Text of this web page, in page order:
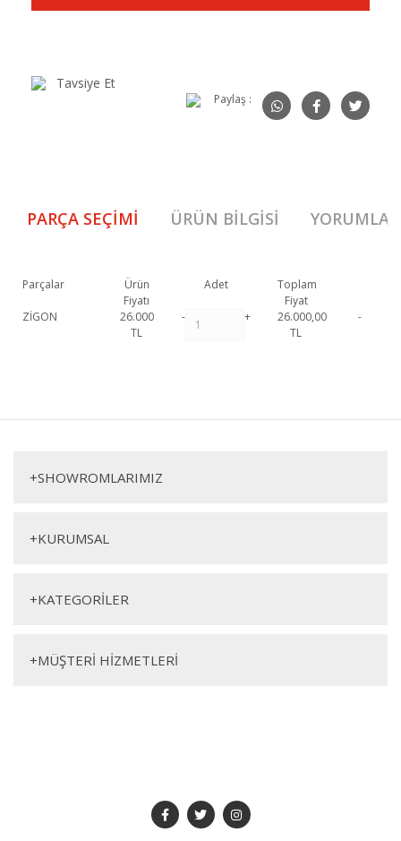
Tavsiye Et
Paylaş :
PARÇA SEÇIMI ÜRÜN BILGISI YORUMLAR
Parçalar
Ürün
Fiyatı
Adet
Toplam
Fiyat
ZİGON
26.000
TL
- +
26.000,00
TL
-
N 020 Zigon Sehpa
58cm
63cm
47cm
+SHOWROMLARIMIZ
+KURUMSAL
+KATEGORİLER
+MÜŞTERİ HİZMETLERİ